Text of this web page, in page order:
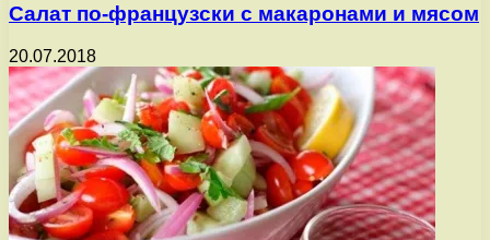
Салат по-французски с макаронами и мясом
20.07.2018